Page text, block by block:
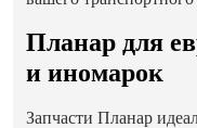
Планар для
и иномарок
Запчасти Планар